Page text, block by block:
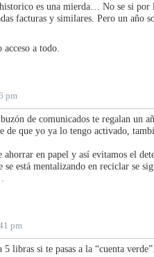
es una mierda… No se si por
facturas y similares. Pero un año
a todo.
pm
de comunicados te regalan un
de que yo ya lo tengo activado,
ahorrar en papel y así evitamos el
se está mentalizando en reciclar se
pm
libras si te pasas a la “cuenta